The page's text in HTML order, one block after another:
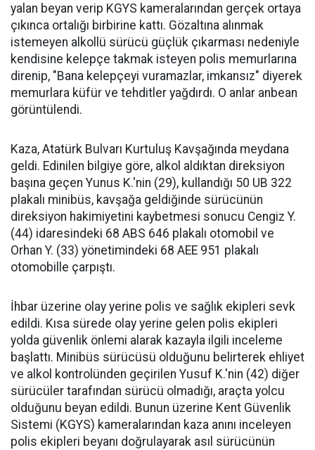
yalan beyan verip KGYS kameralarından gerçek ortaya
çıkınca ortalığı birbirine kattı. Gözaltına alınmak
istemeyen alkollü sürücü güçlük çıkarması nedeniyle
kendisine kelepçe takmak isteyen polis memurlarına
direnip, "Bana kelepçeyi vuramazlar, imkansız" diyerek
memurlara küfür ve tehditler yağdırdı. O anlar anbean
görüntülendi.
Kaza, Atatürk Bulvarı Kurtuluş Kavşağında meydana
geldi. Edinilen bilgiye göre, alkol aldıktan direksiyon
başına geçen Yunus K.'nin (29), kullandığı 50 UB 322
plakalı minibüs, kavşağa geldiğinde sürücünün
direksiyon hakimiyetini kaybetmesi sonucu Cengiz Y.
(44) idaresindeki 68 ABS 646 plakalı otomobil ve
Orhan Y. (33) yönetimindeki 68 AEE 951 plakalı
otomobille çarpıştı.
İhbar üzerine olay yerine polis ve sağlık ekipleri sevk
edildi. Kısa sürede olay yerine gelen polis ekipleri
yolda güvenlik önlemi alarak kazayla ilgili inceleme
başlattı. Minibüs sürücüsü olduğunu belirterek ehliyet
ve alkol kontrolünden geçirilen Yusuf K.'nin (42) diğer
sürücüler tarafından sürücü olmadığı, araçta yolcu
olduğunu beyan edildi. Bunun üzerine Kent Güvenlik
Sistemi (KGYS) kameralarından kaza anını inceleyen
polis ekipleri beyanı doğrulayarak asıl sürücünün